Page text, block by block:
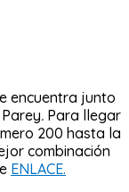
encuentra junto
. Para llegar
200 hasta la
combinación
ENLACE.